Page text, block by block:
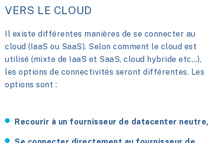
VERS LE CLOUD
Il existe différentes manières de se connecter au
cloud (IaaS ou SaaS). Selon comment le cloud est
utilisé (mixte de IaaS et SaaS, cloud hybride etc…),
les options de connectivités seront différentes. Les
options sont :
Recourir à un fournisseur de datacenter neutre,